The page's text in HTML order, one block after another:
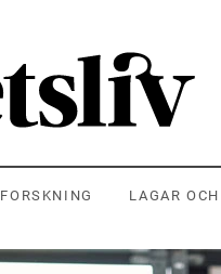
FORSKNING LAGAR